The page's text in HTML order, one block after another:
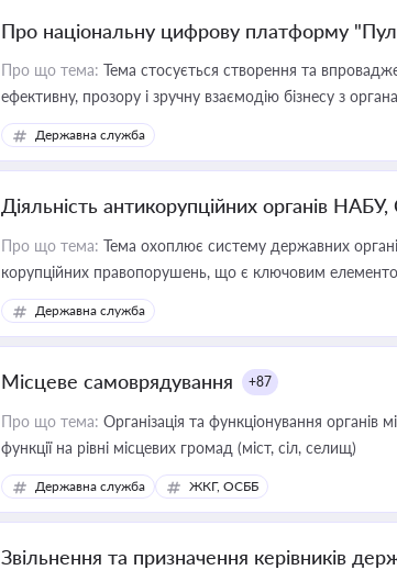
Про національну цифрову платформу
Про що тема: Тема стосується створення та
ефективну, прозору і зручну взаємодію бізнесу з
Державна служба
Діяльність антикорупційних органів
Про що тема: Тема охоплює систему державних
корупційних правопорушень, що є ключовим
та бізнесі
Державна служба
Місцеве самоврядування +87
Про що тема: Організація та функціонування органів
функції на рівні місцевих громад (міст, сіл, селищ)
Державна служба ЖКГ, ОСББ
Звільнення та призначення керівників